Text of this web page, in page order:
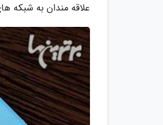
علاقه مندان به شبکه